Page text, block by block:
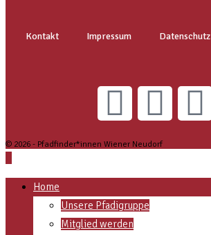
Kontakt Impressum Datenschutz
© 2026 - Pfadfinder*innen Wiener Neudorf
Home
Unsere Pfadigruppe
Mitglied werden